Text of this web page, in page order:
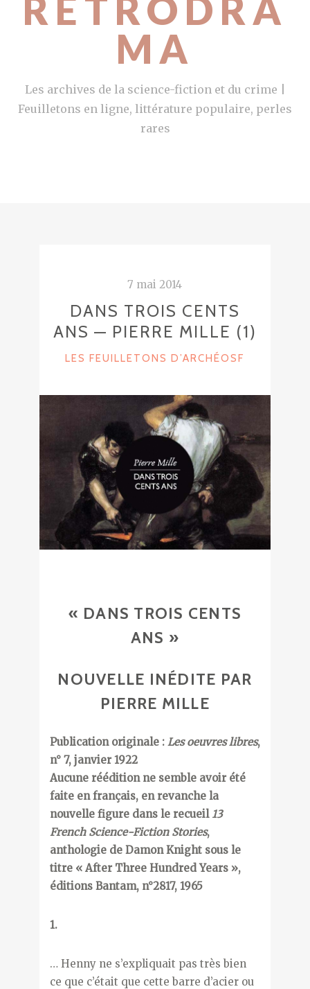
RETRODRA
MA
Les archives de la science-fiction et du crime |
Feuilletons en ligne, littérature populaire, perles
rares
7 mai 2014
DANS TROIS CENTS
ANS — PIERRE MILLE (1)
C
T
R
S
LES FEUILLETONS D’ARCHÉOSF
« DANS TROIS CENTS
ANS »
NOUVELLE INÉDITE PAR
PIERRE MILLE
Publication originale : Les oeuvres libres,
n° 7, janvier 1922
Aucune réédition ne semble avoir été
faite en français, en revanche la
nouvelle figure dans le recueil 13
French Science-Fiction Stories,
anthologie de Damon Knight sous le
titre « After Three Hundred Years »,
éditions Bantam, n°2817, 1965
1.
… Henny ne s’expliquait pas très bien
ce que c’était que cette barre d’acier ou